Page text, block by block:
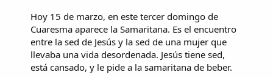
Hoy 15 de marzo, en este tercer domingo de
Cuaresma aparece la Samaritana. Es el encuentro
entre la sed de Jesús y la sed de una mujer que
llevaba una vida desordenada. Jesús tiene sed,
está cansado, y le pide a la samaritana de beber.